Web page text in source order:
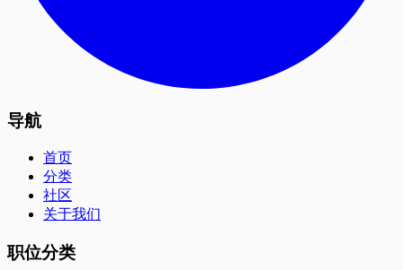
导航
首页
分类
社区
关于我们
职位分类